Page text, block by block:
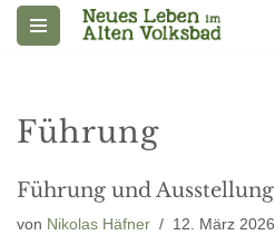
springen
Führung
Führung und Ausstellung
von Nikolas Häfner 12. März 2026